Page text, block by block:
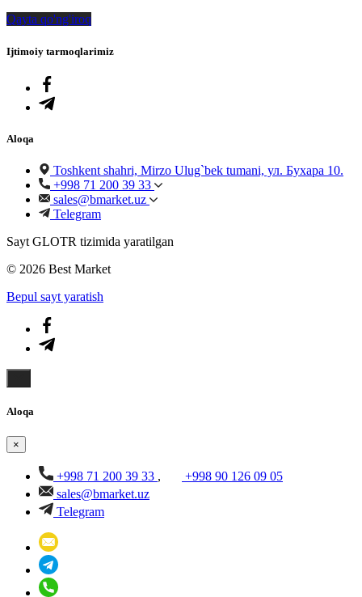
Qayta qo'ng'iroq
Ijtimoiy tarmoqlarimiz
Aloqa
Toshkent shahri, Mirzo Ulug`bek tumani, ул. Бухара 10.
+998 71 200 39 33
sales@bmarket.uz
Telegram
Sayt GLOTR tizimida yaratilgan
© 2026 Best Market
Bepul sayt yaratish
Aloqa
×
+998 71 200 39 33 ,
+998 90 126 09 05
sales@bmarket.uz
Telegram